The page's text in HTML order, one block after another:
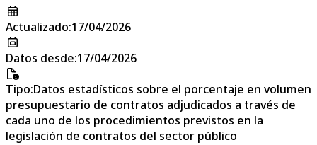
Actualizado:17/04/2026
Datos desde:17/04/2026
Tipo:Datos estadísticos sobre el porcentaje en volumen
presupuestario de contratos adjudicados a través de
cada uno de los procedimientos previstos en la
legislación de contratos del sector público